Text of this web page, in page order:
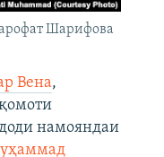
Шарифова
Вена,
намояндаи